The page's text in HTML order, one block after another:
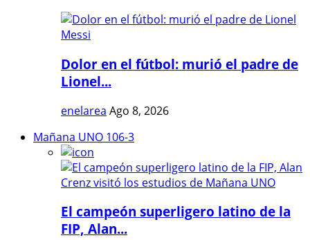
Dolor en el fútbol: murió el padre de
Lionel...
enelarea Ago 8, 2026
Mañana UNO 106-3
El campeón superligero latino de la
FIP, Alan...